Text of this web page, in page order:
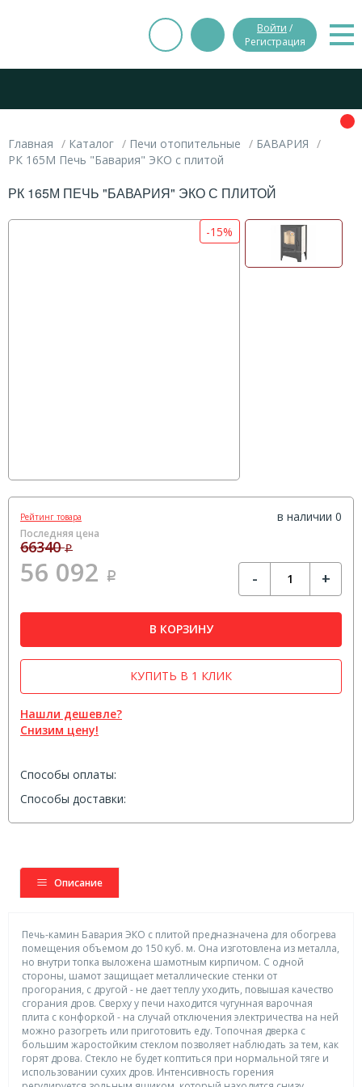
Войти /
Регистрация
Главная Каталог Печи отопительные
БАВАРИЯ
РК 165М Печь "Бавария" ЭКО с плитой
РК 165М ПЕЧЬ "БАВАРИЯ" ЭКО С ПЛИТОЙ
-15%
Рейтинг товара в наличии 0
Последняя цена
66340Р
56 092 Р - +
В КОРЗИНУ
Нашли дешевле?
Снизим цену!
КУПИТЬ В 1 КЛИК
Способы оплаты:
Способы доставки:
Описание
Печь-камин Бавария ЭКО с плитой предназначена для обогрева
помещения объемом до 150 куб. м. Она изготовлена из металла,
но внутри топка выложена шамотным кирпичом. С одной
стороны, шамот защищает металлические стенки от
прогорания, с другой - не дает теплу уходить, повышая качество
сгорания дров. Сверху у печи находится чугунная варочная
плита с конфоркой - на случай отключения электричества на ней
можно разогреть или приготовить еду. Топочная дверка с
большим жаростойким стеклом позволяет наблюдать за тем, как
горят дрова. Стекло не будет коптиться при нормальной тяге и
использовании сухих дров. Интенсивность горения